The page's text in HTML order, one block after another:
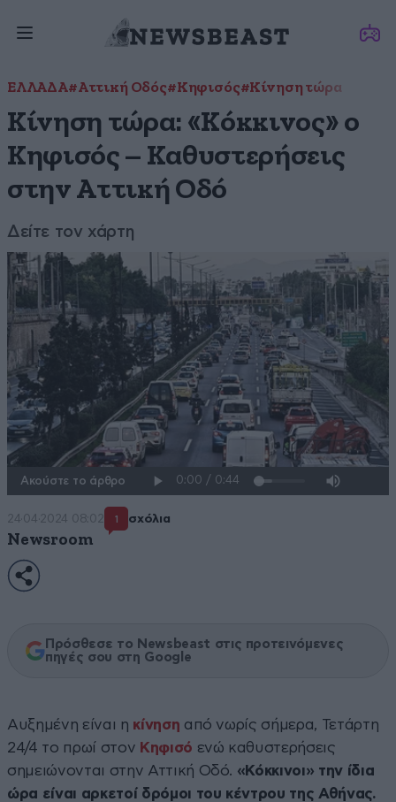
ΕΛΛΑΔΑ#Αττική Οδός#Κηφισός#Κίνηση τώρα
Κίνηση τώρα: «Κόκκινος» ο
Κηφισός – Καθυστερήσεις
στην Αττική Οδό
Δείτε τον χάρτη
Ακούστε το άρθρο
24·04·2024 08:02 1 σχόλια
Newsroom
Πρόσθεσε το Newsbeast στις προτεινόμενες
πηγές σου στη Google
Αυξημένη είναι η κίνηση από νωρίς σήμερα, Τετάρτη
24/4 το πρωί στον Κηφισό ενώ καθυστερήσεις
σημειώνονται στην Αττική Οδό. «Κόκκινοι» την ίδια
ώρα είναι αρκετοί δρόμοι του κέντρου της Αθήνας.